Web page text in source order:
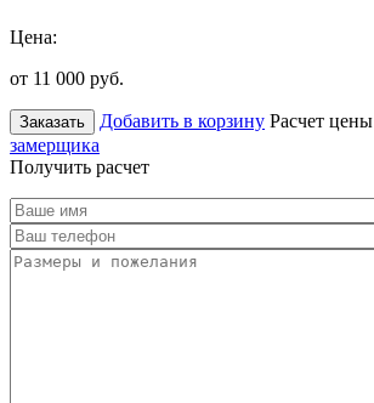
Цена:
от 11 000 руб.
Заказать Добавить в корзину Расчет цены
замерщика
Получить расчет